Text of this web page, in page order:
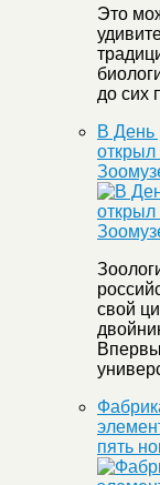
Это
до сих
В День
свой
пять